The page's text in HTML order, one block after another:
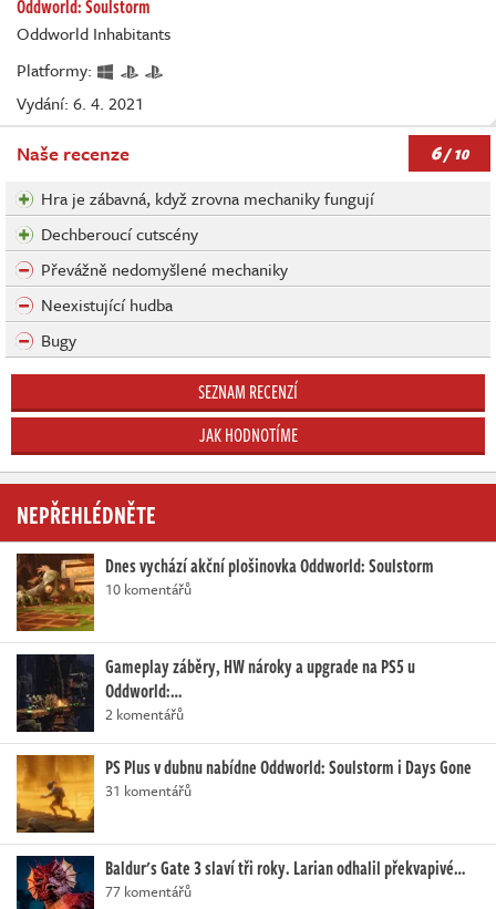
Oddworld: Soulstorm
Oddworld Inhabitants
Platformy:
Vydání: 6. 4. 2021
Naše recenze 6/ 10
Hra je zábavná, když zrovna mechaniky fungují
Dechberoucí cutscény
Převážně nedomyšlené mechaniky
Neexistující hudba
Bugy
SEZNAM RECENZÍ
JAK HODNOTÍME
NEPŘEHLÉDNĚTE
Dnes vychází akční plošinovka Oddworld: Soulstorm
10 komentářů
Gameplay záběry, HW nároky a upgrade na PS5 u
Oddworld:…
2 komentářů
PS Plus v dubnu nabídne Oddworld: Soulstorm i Days Gone
31 komentářů
Baldur's Gate 3 slaví tři roky. Larian odhalil překvapivé…
77 komentářů